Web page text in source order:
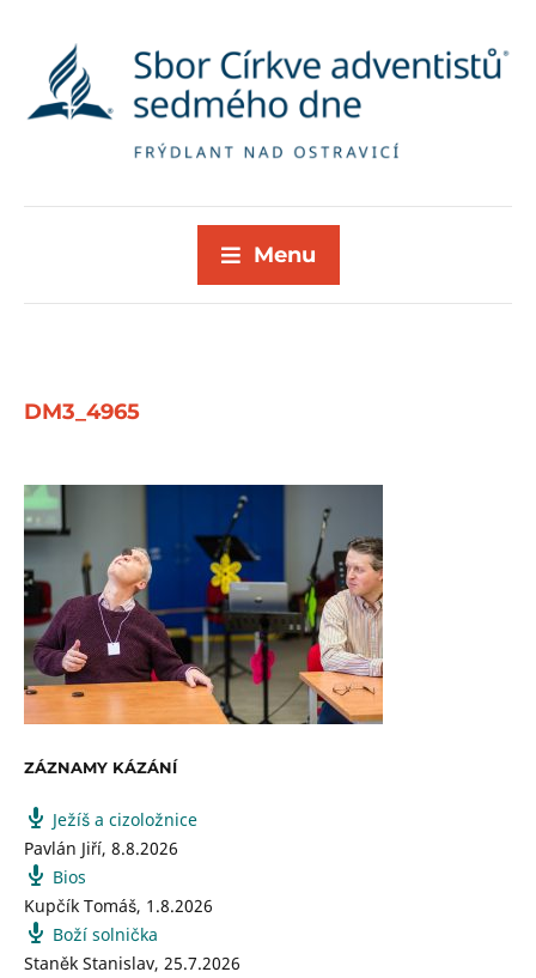
Menu
DM3_4965
ZÁZNAMY KÁZÁNÍ
Ježíš a cizoložnice
Pavlán Jiří, 8.8.2026
Bios
Kupčík Tomáš, 1.8.2026
Boží solnička
Staněk Stanislav, 25.7.2026